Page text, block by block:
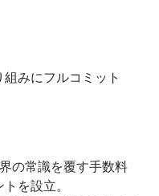
みにフルコミット
の常識を覆す手数料
を設立。